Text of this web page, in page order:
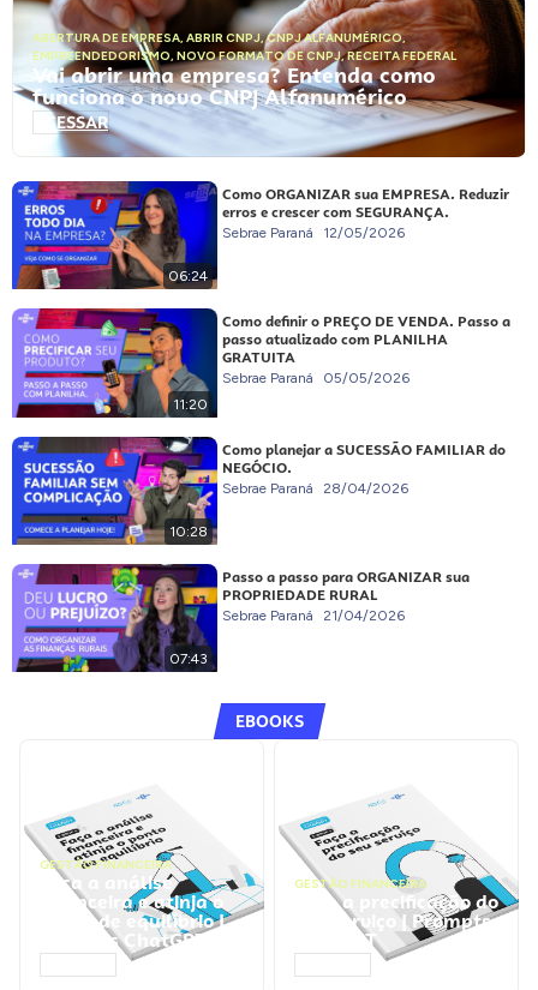
ABERTURA DE EMPRESA, ABRIR CNPJ,CNPJ ALFANUMÉRICO,
EMPREENDEDORISMO, NOVO FORMATO DE CNPJ,RECEITA FEDERAL
Vai abrir uma empresa? Entenda como
funciona o novo CNPJ Alfanumérico
ACESSAR
06:24
Como ORGANIZAR sua EMPRESA. Reduzir
erros e crescer com SEGURANÇA.
Sebrae Paraná 12/05/2026
11:20
Como definir o PREÇO DE VENDA. Passo a
passo atualizado com PLANILHA
GRATUITA
Sebrae Paraná 05/05/2026
10:28
Como planejar a SUCESSÃO FAMILIAR do
NEGÓCIO.
Sebrae Paraná 28/04/2026
07:43
Passo a passo para ORGANIZAR sua
PROPRIEDADE RURAL
Sebrae Paraná 21/04/2026
EBOOKS
GESTÃO FINANCEIRA
Faça a análise
financeira e atinja o
ponto de equilíbrio |
Prompts ChatGPT
GESTÃO FINANCEIRA
Faça a precificação do
seu serviço | Prompts
ChatGPT